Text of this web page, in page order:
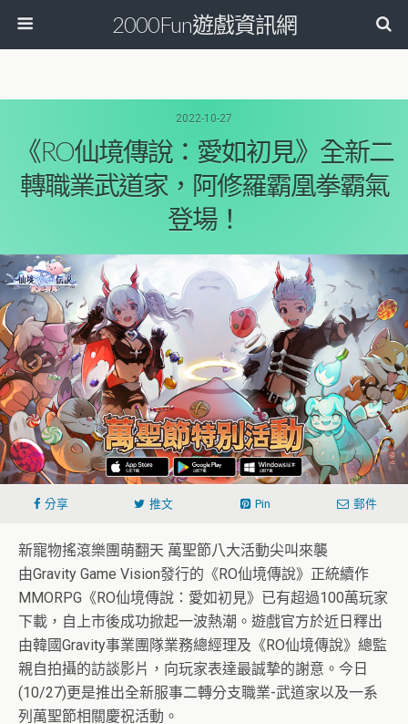
2000Fun遊戲資訊網
2022-10-27
《RO仙境傳說：愛如初見》全新二
轉職業武道家，阿修羅霸凰拳霸氣
登場！
分享 推文 Pin 郵件
新寵物搖滾樂團萌翻天 萬聖節八大活動尖叫來襲
由Gravity Game Vision發行的《RO仙境傳說》正統續作
MMORPG《RO仙境傳說：愛如初見》已有超過100萬玩家
下載，自上市後成功掀起一波熱潮。遊戲官方於近日釋出
由韓國Gravity事業團隊業務總經理及《RO仙境傳說》總監
親自拍攝的訪談影片，向玩家表達最誠摯的謝意。今日
(10/27)更是推出全新服事二轉分支職業-武道家以及一系
列萬聖節相關慶祝活動。